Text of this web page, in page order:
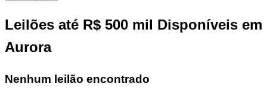
Leilões até R$ 500 mil Disponíveis em
Aurora
Nenhum leilão encontrado